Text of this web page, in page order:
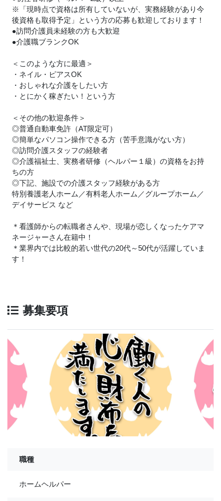
※「現時点で資格は所有していないが、実務経験があり今
後資格も取得予定」という方の応募も歓迎しております！
●訪問介護員未経験の方も大歓迎
●介護職ブランクOK
＜このような方に最適＞
・ネイル・ピアスOK
・おしゃれな介護をしたい方
・とにかく稼ぎたい！という方
＜その他の歓迎条件＞
◎普通自動車免許（AT限定可）
◎簡単なパソコン操作できる方（苦手意識がない方）
◎訪問介護スタッフの経験者
◎介護福祉士、実務者研修（ヘルパー１級）の資格をお持
ちの方
◎下記、施設での介護スタッフ経験がある方
特別養護老人ホーム／有料老人ホーム／グループホーム／
デイサービス など
＊看護師からの転職者さんや、現場が恋しくなったケアマ
ネージャーさん在籍中！
＊業界内では比較的若い世代の20代～50代が活躍していま
す！
募集要項
職種
ホームヘルパー